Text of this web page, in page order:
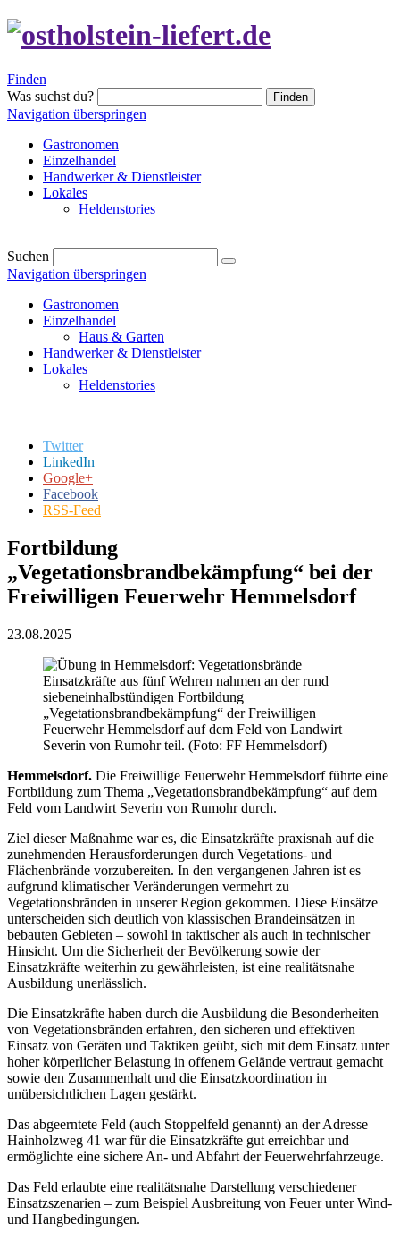
Finden
Was suchst du?
Finden
Navigation überspringen
Gastronomen
Einzelhandel
Handwerker & Dienstleister
Lokales
Heldenstories
Suchen
Navigation überspringen
Gastronomen
Einzelhandel
Haus & Garten
Handwerker & Dienstleister
Lokales
Heldenstories
Twitter
LinkedIn
Google+
Facebook
RSS-Feed
Fortbildung
„Vegetationsbrandbekämpfung“ bei der
Freiwilligen Feuerwehr Hemmelsdorf
23.08.2025
Einsatzkräfte aus fünf Wehren nahmen an der rund
siebeneinhalbstündigen Fortbildung
„Vegetationsbrandbekämpfung“ der Freiwilligen
Feuerwehr Hemmelsdorf auf dem Feld von Landwirt
Severin von Rumohr teil. (Foto: FF Hemmelsdorf)
Hemmelsdorf. Die Freiwillige Feuerwehr Hemmelsdorf führte eine
Fortbildung zum Thema „Vegetationsbrandbekämpfung“ auf dem
Feld vom Landwirt Severin von Rumohr durch.
Ziel dieser Maßnahme war es, die Einsatzkräfte praxisnah auf die
zunehmenden Herausforderungen durch Vegetations- und
Flächenbrände vorzubereiten. In den vergangenen Jahren ist es
aufgrund klimatischer Veränderungen vermehrt zu
Vegetationsbränden in unserer Region gekommen. Diese Einsätze
unterscheiden sich deutlich von klassischen Brandeinsätzen in
bebauten Gebieten – sowohl in taktischer als auch in technischer
Hinsicht. Um die Sicherheit der Bevölkerung sowie der
Einsatzkräfte weiterhin zu gewährleisten, ist eine realitätsnahe
Ausbildung unerlässlich.
Die Einsatzkräfte haben durch die Ausbildung die Besonderheiten
von Vegetationsbränden erfahren, den sicheren und effektiven
Einsatz von Geräten und Taktiken geübt, sich mit dem Einsatz unter
hoher körperlicher Belastung in offenem Gelände vertraut gemacht
sowie den Zusammenhalt und die Einsatzkoordination in
unübersichtlichen Lagen gestärkt.
Das abgeerntete Feld (auch Stoppelfeld genannt) an der Adresse
Hainholzweg 41 war für die Einsatzkräfte gut erreichbar und
ermöglichte eine sichere An- und Abfahrt der Feuerwehrfahrzeuge.
Das Feld erlaubte eine realitätsnahe Darstellung verschiedener
Einsatzszenarien – zum Beispiel Ausbreitung von Feuer unter Wind-
und Hangbedingungen.